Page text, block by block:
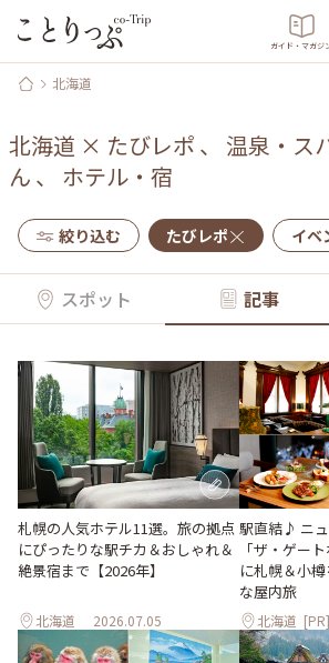
ガイド・マガジ
北海道
北海道 × たびレポ 、 温泉・ス
ん 、 ホテル・宿
絞り込む たびレポ イベ
スポット 記事
札幌の人気ホテル11選。旅の拠点
にぴったりな駅チカ＆おしゃれ＆
絶景宿まで【2026年】
北海道 2026.07.05
駅直結♪ ニ
「ザ・ゲー
に札幌＆小
な屋内旅
北海道 [PR]